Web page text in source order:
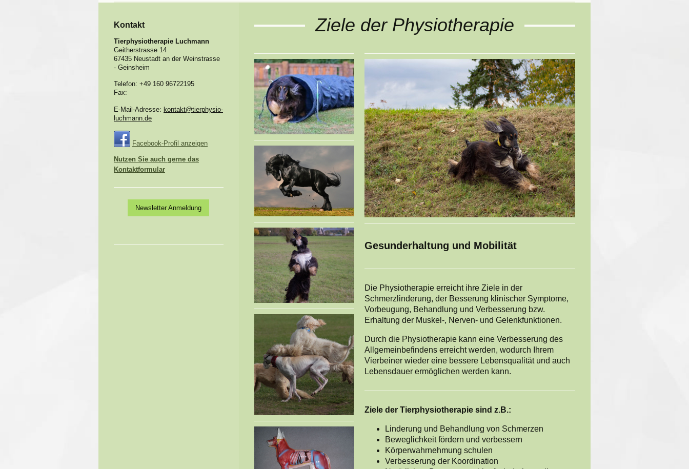
Ziele der Physiotherapie
Gesunderhaltung und Mobilität
Die Physiotherapie erreicht ihre Ziele in der
Schmerzlinderung, der Besserung klinischer Symptome,
Vorbeugung, Behandlung und Verbesserung bzw.
Erhaltung der Muskel-, Nerven- und Gelenkfunktionen.
Durch die Physiotherapie kann eine Verbesserung des
Allgemeinbefindens erreicht werden, wodurch Ihrem
Vierbeiner wieder eine bessere Lebensqualität und auch
Lebensdauer ermöglichen werden kann.
Ziele der Tierphysiotherapie sind z.B.:
Linderung und Behandlung von Schmerzen
Beweglichkeit fördern und verbessern
Körperwahrnehmung schulen
Verbesserung der Koordination
Kontakt
Tierphysiotherapie Luchmann
Geitherstrasse 14
67435 Neustadt an der Weinstrasse
- Geinsheim
Telefon: +49 160 96722195
Fax:
E-Mail-Adresse: kontakt@tierphysio-
luchmann.de
Facebook-Profil anzeigen
Nutzen Sie auch gerne das
Kontaktformular
Newsletter Anmeldung